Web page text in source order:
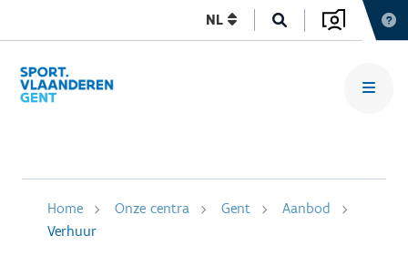
NL
Home Onze centra Gent
Aanbod
Verhuur